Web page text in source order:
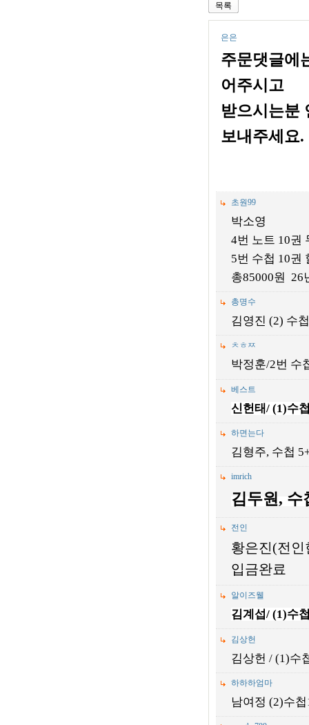
목록
은은
주문댓글에
어주시고
받으시는분
보내주세요.
초원99
박소영
4번 노트 10권
5번 수첩 10
총85000원 26
총명수
김영진 (2) 수
ㅊㅎㅉ
박정훈/2번 수
베스트
신헌태/ (1)수
하면는다
김형주, 수첩
imrich
김두원, 수
전인
황은진(전
입금완료
알이즈웰
김계섭/ (1)수
김상헌
김상헌 / (1)수
하하하엄마
남여정 (2)수